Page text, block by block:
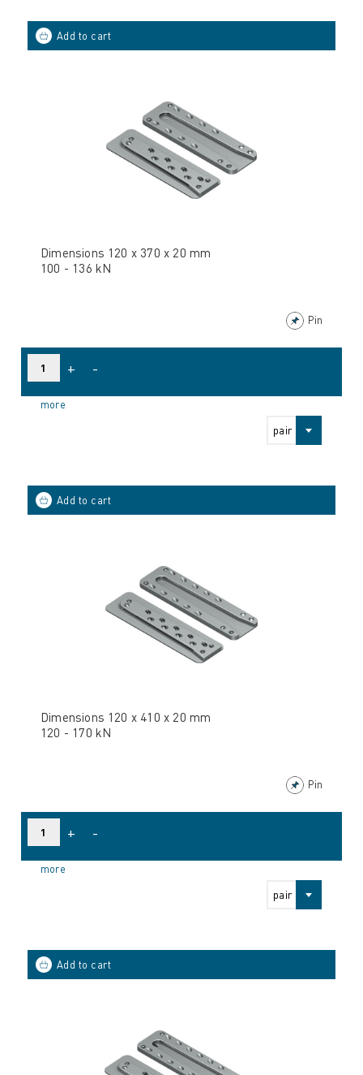
Dimensions 120 x 370 x 20 mm
100 - 136 kN
Pin
pair
+ -
more
Dimensions 120 x 410 x 20 mm
120 - 170 kN
Pin
pair
+ -
more